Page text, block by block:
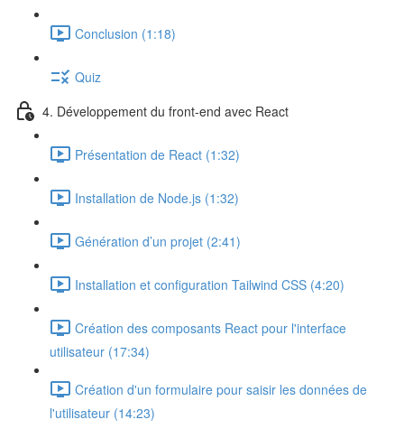
Conclusion (1:18)
Quiz
4. Développement du front-end avec React
Présentation de React (1:32)
Installation de Node.js (1:32)
Génération d’un projet (2:41)
Installation et configuration Tailwind CSS (4:20)
Création des composants React pour l'interface
utilisateur (17:34)
Création d'un formulaire pour saisir les données de
l'utilisateur (14:23)